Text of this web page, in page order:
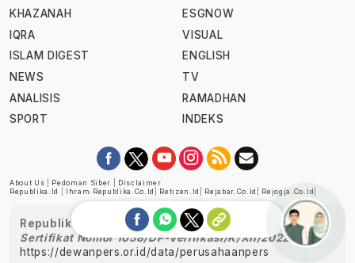
KHAZANAH
IQRA
ISLAM DIGEST
NEWS
ANALISIS
SPORT
ESGNOW
VISUAL
ENGLISH
TV
RAMADHAN
INDEKS
About Us Pedoman Siber
Disclaimer
Republika.id
Ihram.republika.co.id Retizen.id Rejabar.co.id Rejogja.co.id
Republika telah diverifikasi oleh Dewan Pers
Sertifikat Nomor 1058/DP-Verifikasi/K/XII/2022
https://dewanpers.or.id/data/perusahaanpers